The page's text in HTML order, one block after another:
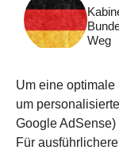
Um eine optimale
um
Google
Für
Weg
und